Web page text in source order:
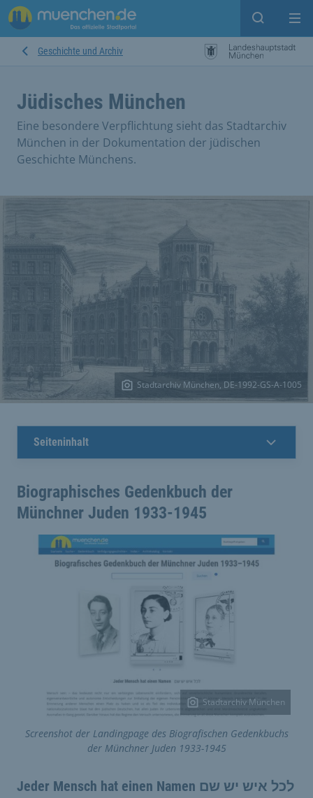
Suche
Geschichte und Archiv
Jüdisches München
Eine besondere Verpflichtung sieht das Stadtarchiv
München in der Dokumentation der jüdischen
Geschichte Münchens.
Stadtarchiv München, DE-1992-GS-A-1005
Seiteninhalt
Biographisches Gedenkbuch der
Münchner Juden 1933-1945
Stadtarchiv München
Screenshot der Landingpage des Biografischen Gedenkbuchs
der Münchner Juden 1933-1945
Jeder Mensch hat einen Namen לכל איש יש שם